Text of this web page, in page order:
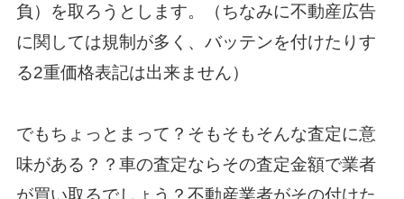
負）を取ろうとします。（ちなみに不動産広告
に関しては規制が多く、バッテンを付けたりす
る2重価格表記は出来ません）
でもちょっとまって？そもそもそんな査定に意
味がある？？車の査定ならその査定金額で業者
が買い取るでしょう？不動産業者がその付けた